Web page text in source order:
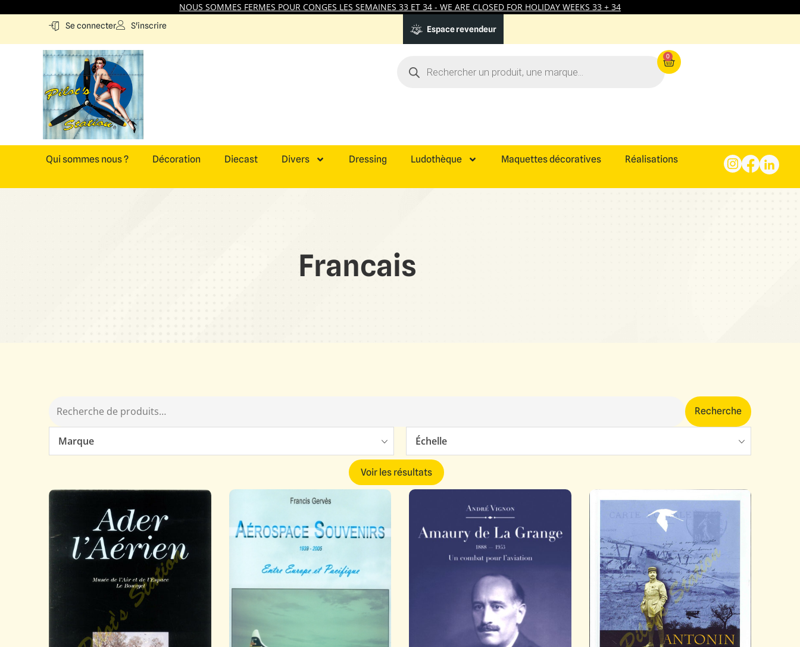
NOUS SOMMES FERMES POUR CONGES LES SEMAINES 33 ET 34 - WE ARE CLOSED FOR HOLIDAY WEEKS 33 + 34
Se connecter S'inscrire Espace revendeur
0
Qui sommes nous ? Décoration Diecast Divers Dressing Ludothèque Maquettes décoratives Réalisations
Francais
Recherche
Marque Échelle
Voir les résultats